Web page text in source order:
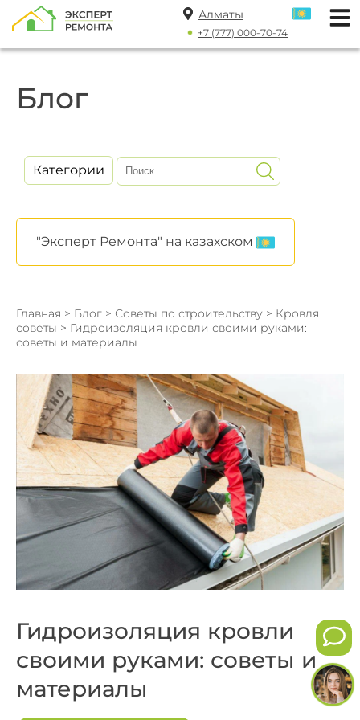
Алматы
+7 (777) 000-70-74
Блог
Категории
"Эксперт Ремонта" на казахском
Главная > Блог > Советы по строительству > Кровля
советы > Гидроизоляция кровли своими руками:
советы и материалы
Гидроизоляция кровли
своими руками: советы и
материалы